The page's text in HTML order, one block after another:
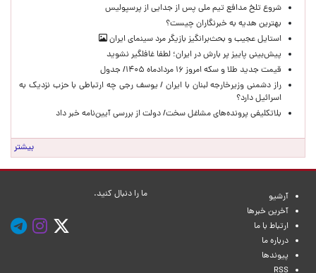
شروع تلخ مدافع تیم ملی پس از جدایی از پرسپولیس
بهترین هدیه به خبرنگاران چیست؟
استایل عجیب و بحث‌برانگیز بازیگر مرد سینمای ایران
پیش‌بینی پاییز پر بارش در ایران؛ لطفا غافلگیر نشوید
قیمت جدید طلا و سکه امروز ۱۶ مردادماه ۱۴۰۵/ جدول
راز دشمنی وزیرخارجه لبنان با ایران / یوسف رجی چه ارتباطی با حزب نزدیک به
اسرائیل دارد؟
بلاتکلیفی پرونده‌های مشاغل سخت/ دولت از بررسی آیین‌نامه خبر داد
بیشتر
آرشیو
آخرین خبرها
ارتباط با ما
درباره ما
پیوندها
ما را دنبال کنید.